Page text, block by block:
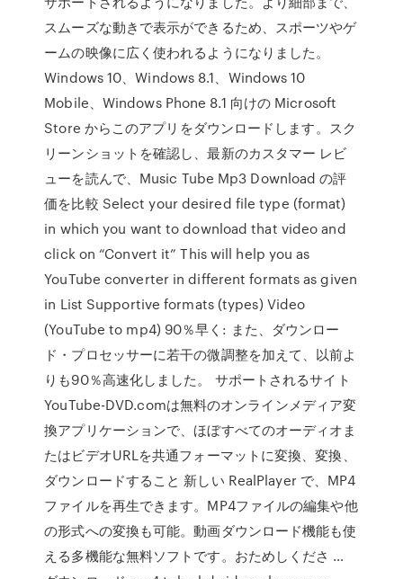
スムーズな動きで表示ができるため、スポーツやゲ
ームの映像に広く使われるようになりました。
Windows 10、Windows 8.1、Windows 10
Mobile、Windows Phone 8.1 向けの Microsoft
Store からこのアプリをダウンロードします。スク
リーンショットを確認し、最新のカスタマー レビ
ューを読んで、Music Tube Mp3 Download の評
価を比較 Select your desired file type (format)
in which you want to download that video and
click on “Convert it” This will help you as
YouTube converter in different formats as given
in List Supportive formats (types) Video
(YouTube to mp4) 90％早く: また、ダウンロー
ド・プロセッサーに若干の微調整を加えて、以前よ
りも90％高速化しました。 サポートされるサイト
YouTube-DVD.comは無料のオンラインメディア変
換アプリケーションで、ほぼすべてのオーディオま
たはビデオURLを共通フォーマットに変換、変換、
ダウンロードすること 新しい RealPlayer で、MP4
ファイルを再生できます。MP4ファイルの編集や他
の形式への変換も可能。動画ダウンロード機能も使
える多機能な無料ソフトです。おためしくださ …